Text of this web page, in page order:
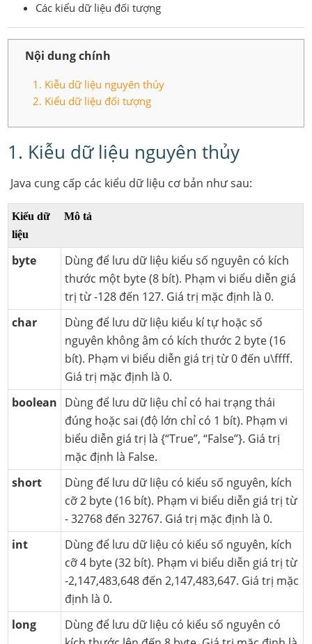
Các kiểu dữ liệu đối tượng
Nội dung chính
1. Kiễu dữ liệu nguyên thủy
2. Kiểu dữ liệu đối tượng
1. Kiễu dữ liệu nguyên thủy
Java cung cấp các kiểu dữ liệu cơ bản như sau:
Kiểu dữ
liệu
Mô tả
byte
Dùng để lưu dữ liệu kiểu số nguyên có kích
thước một byte (8 bít). Phạm vi biểu diễn giá
trị từ -128 đến 127. Giá trị mặc định là 0.
char
Dùng để lưu dữ liệu kiểu kí tự hoặc số
nguyên không âm có kích thước 2 byte (16
bít). Phạm vi biểu diễn giá trị từ 0 đến u\ffff.
Giá trị mặc định là 0.
boolean Dùng để lưu dữ liệu chỉ có hai trạng thái
đúng hoặc sai (độ lớn chỉ có 1 bít). Phạm vi
biểu diễn giá trị là {“True”, “False”}. Giá trị
mặc định là False.
short
Dùng để lưu dữ liệu có kiểu số nguyên, kích
cỡ 2 byte (16 bít). Phạm vi biểu diễn giá trị từ
- 32768 đến 32767. Giá trị mặc định là 0.
int
Dùng để lưu dữ liệu có kiểu số nguyên, kích
cỡ 4 byte (32 bít). Phạm vi biểu diễn giá trị từ
-2,147,483,648 đến 2,147,483,647. Giá trị mặc
định là 0.
long
Dùng để lưu dữ liệu có kiểu số nguyên có